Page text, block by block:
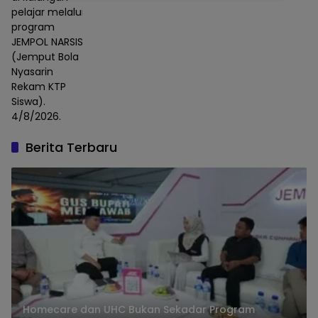
pelajar melalui
program
JEMPOL NARSIS
(Jemput Bola
Nyasarin
Rekam KTP
Siswa).
4/8/2026.
Berita Terbaru
Homecare dan UHC Bukan Sekadar Program